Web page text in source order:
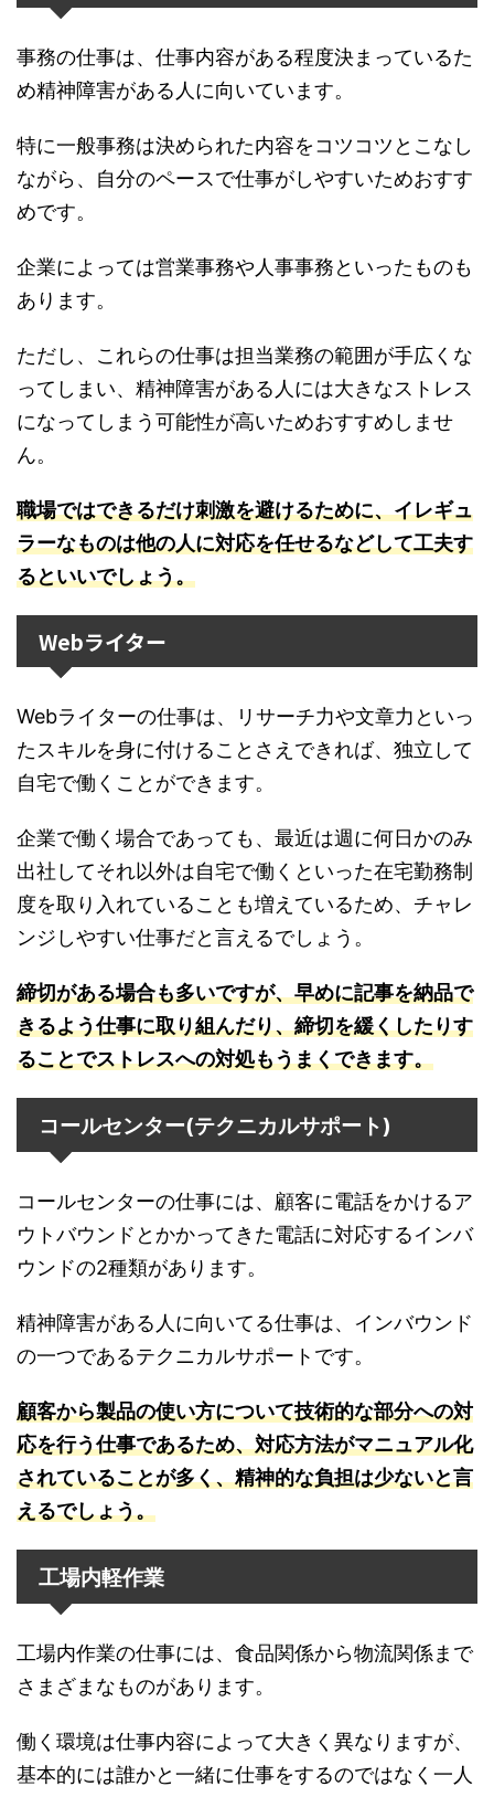
事務の仕事は、仕事内容がある程度決まっているた
め精神障害がある人に向いています。
特に一般事務は決められた内容をコツコツとこなし
ながら、自分のペースで仕事がしやすいためおすす
めです。
企業によっては営業事務や人事事務といったものも
あります。
ただし、これらの仕事は担当業務の範囲が手広くな
ってしまい、精神障害がある人には大きなストレス
になってしまう可能性が高いためおすすめしませ
ん。
職場ではできるだけ刺激を避けるために、イレギュ
ラーなものは他の人に対応を任せるなどして工夫す
るといいでしょう。
Webライター
Webライターの仕事は、リサーチ力や文章力といっ
たスキルを身に付けることさえできれば、独立して
自宅で働くことができます。
企業で働く場合であっても、最近は週に何日かのみ
出社してそれ以外は自宅で働くといった在宅勤務制
度を取り入れていることも増えているため、チャレ
ンジしやすい仕事だと言えるでしょう。
締切がある場合も多いですが、早めに記事を納品で
きるよう仕事に取り組んだり、締切を緩くしたりす
ることでストレスへの対処もうまくできます。
コールセンター(テクニカルサポート)
コールセンターの仕事には、顧客に電話をかけるア
ウトバウンドとかかってきた電話に対応するインバ
ウンドの2種類があります。
精神障害がある人に向いてる仕事は、インバウンド
の一つであるテクニカルサポートです。
顧客から製品の使い方について技術的な部分への対
応を行う仕事であるため、対応方法がマニュアル化
されていることが多く、精神的な負担は少ないと言
えるでしょう。
工場内軽作業
工場内作業の仕事には、食品関係から物流関係まで
さまざまなものがあります。
働く環境は仕事内容によって大きく異なりますが、
基本的には誰かと一緒に仕事をするのではなく一人